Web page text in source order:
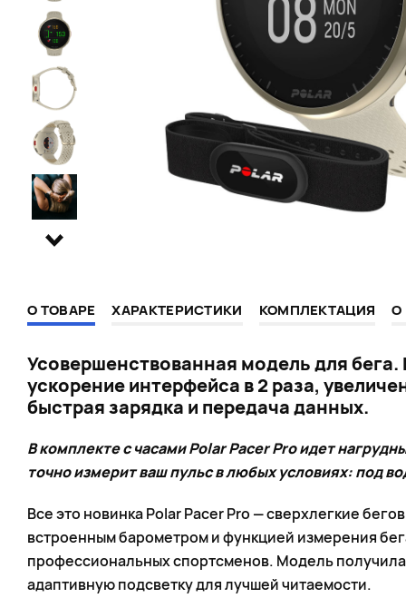
О ТОВАРЕ ХАРАКТЕРИСТИКИ КОМПЛЕКТАЦИЯ О
Усовершенствованная модель для
ускорение интерфейса в 2 раза,
быстрая зарядка и передача данных.
В комплекте с часами Polar Pacer Pro идет
точно измерит ваш пульс в любых условиях: под
Все это новинка Polar Pacer Pro — сверхлегкие
встроенным барометром и функцией измерения
профессиональных спортсменов. Модель
адаптивную подсветку для лучшей читаемости.